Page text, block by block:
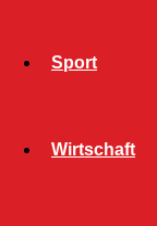
Sport
Wirtschaft